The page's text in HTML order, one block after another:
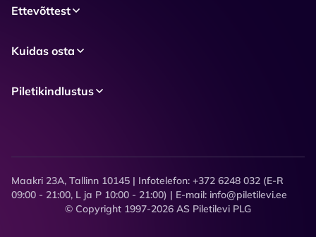
Ettevõttest
Kuidas osta
Piletikindlustus
Maakri 23A, Tallinn 10145 | Infotelefon: +372 6248 032 (E-R
09:00 - 21:00, L ja P 10:00 - 21:00) | E-mail: info@piletilevi.ee
© Copyright 1997-2026 AS Piletilevi PLG